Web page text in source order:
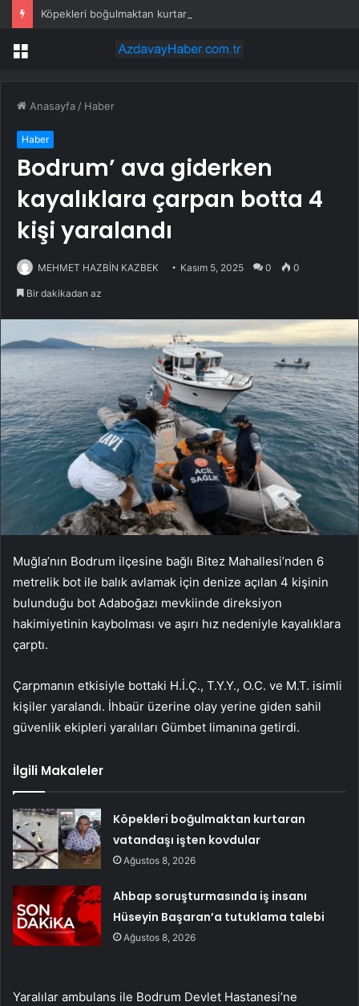
Köpekleri boğulmaktan kurtaran vatandaşı işten kovdular
Menü
Anasayfa / Haber
Haber
Bodrum’ ava giderken
kayalıklara çarpan botta 4
kişi yaralandı
MEHMET HAZBİN KAZBEK Kasım 5, 2025 0 0
Bir dakikadan az
Muğla’nın Bodrum ilçesine bağlı Bitez Mahallesi’nden 6
metrelik bot ile balık avlamak için denize açılan 4 kişinin
bulunduğu bot Adaboğazı mevkiinde direksiyon
hakimiyetinin kaybolması ve aşırı hız nedeniyle kayalıklara
çarptı.
Çarpmanın etkisiyle bottaki H.İ.Ç., T.Y.Y., O.C. ve M.T. isimli
kişiler yaralandı. İhbaür üzerine olay yerine giden sahil
güvenlik ekipleri yaralıları Gümbet limanına getirdi.
İlgili Makaleler
Köpekleri boğulmaktan kurtaran
vatandaşı işten kovdular
Ağustos 8, 2026
Ahbap soruşturmasında iş insanı
Hüseyin Başaran’a tutuklama talebi
Ağustos 8, 2026
Yaralılar ambulans ile Bodrum Devlet Hastanesi’ne